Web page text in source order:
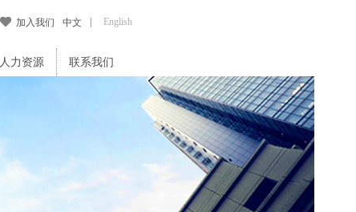
加入我们 中文 English
人力资源 联系我们